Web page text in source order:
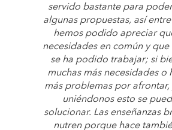
servido bastante para
algunas propuestas, así
hemos podido apreciar
necesidades en común y que
se ha podido trabajar; si
muchas más necesidades o
más problemas por
uniéndonos esto se
solucionar. Las enseñanzas
nutren porque hace